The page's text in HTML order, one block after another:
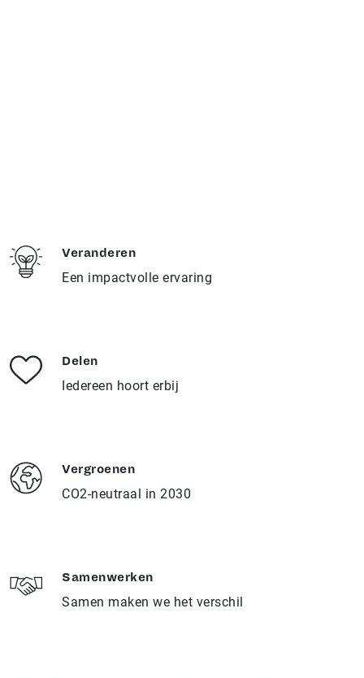
Veranderen
Een impactvolle ervaring
Delen
Iedereen hoort erbij
Vergroenen
CO2-neutraal in 2030
Samenwerken
Samen maken we het verschil